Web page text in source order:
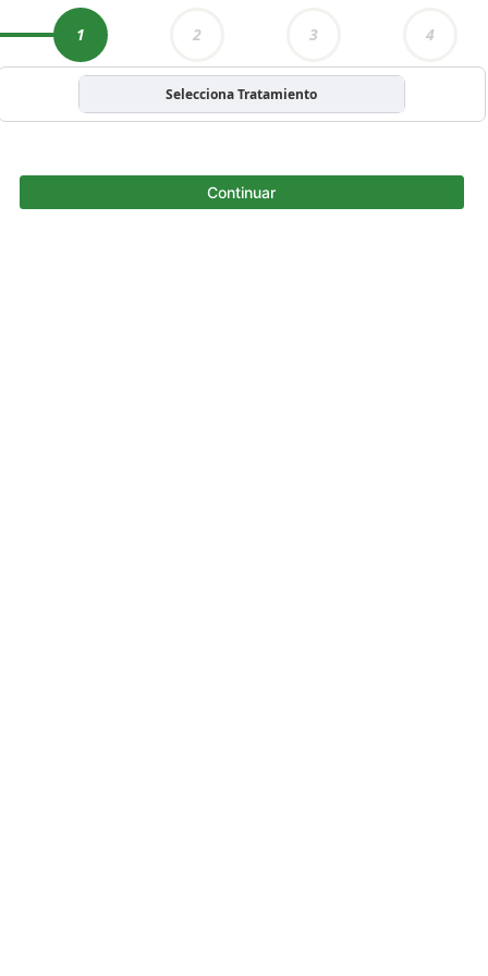
1 2 3 4
Selecciona Tratamiento
Continuar